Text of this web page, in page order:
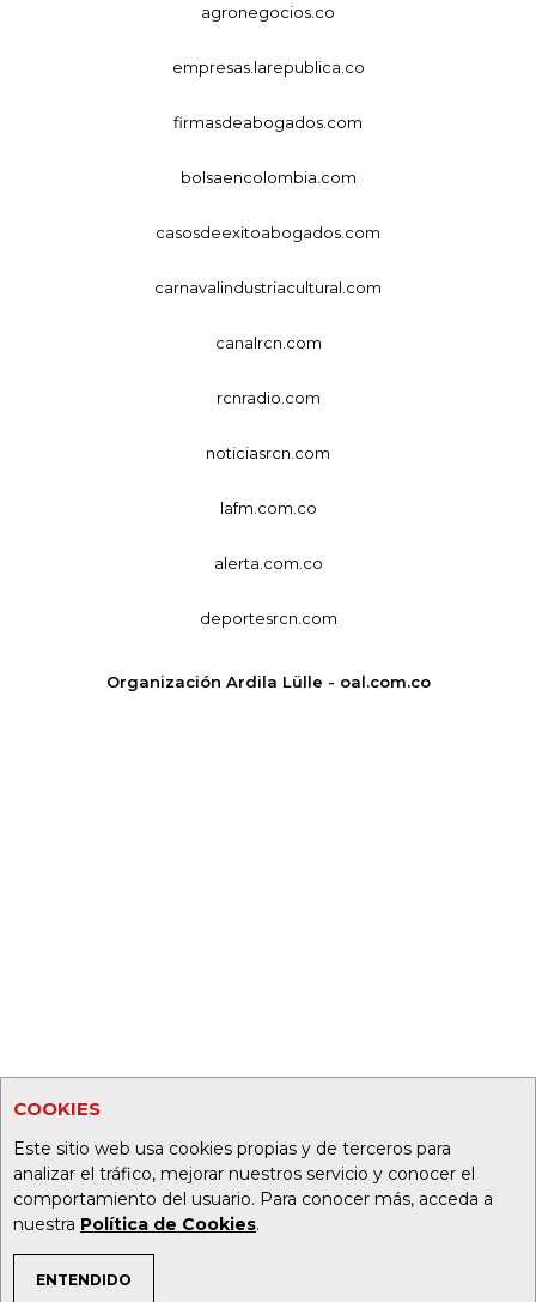
COOKIES
Este sitio web usa cookies propias y de terceros para
analizar el tráfico, mejorar nuestros servicio y conocer el
comportamiento del usuario. Para conocer más, acceda a
nuestra Política de Cookies.
ENTENDIDO
agronegocios.co
empresas.larepublica.co
firmasdeabogados.com
bolsaencolombia.com
casosdeexitoabogados.com
carnavalindustriacultural.com
canalrcn.com
rcnradio.com
noticiasrcn.com
lafm.com.co
alerta.com.co
deportesrcn.com
Organización Ardila Lülle - oal.com.co